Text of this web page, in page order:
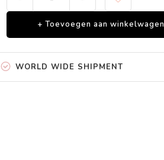
+ Toevoegen aan winkelwagen
WORLD WIDE SHIPMENT